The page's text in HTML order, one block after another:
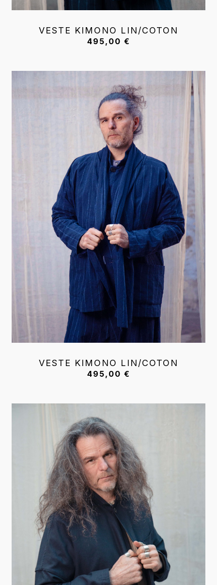
VESTE KIMONO LIN/COTON
495,00 €
VESTE KIMONO LIN/COTON
495,00 €